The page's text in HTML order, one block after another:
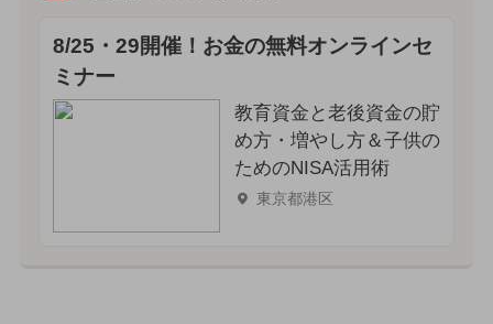
8/25・29開催！お金の無料オンラインセ
ミナー
教育資金と老後資金の貯
め方・増やし方＆子供の
ためのNISA活用術
東京都港区